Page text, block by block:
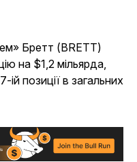
Бретт (BRETT)
на $1,2 мільярда,
позиції в загальних